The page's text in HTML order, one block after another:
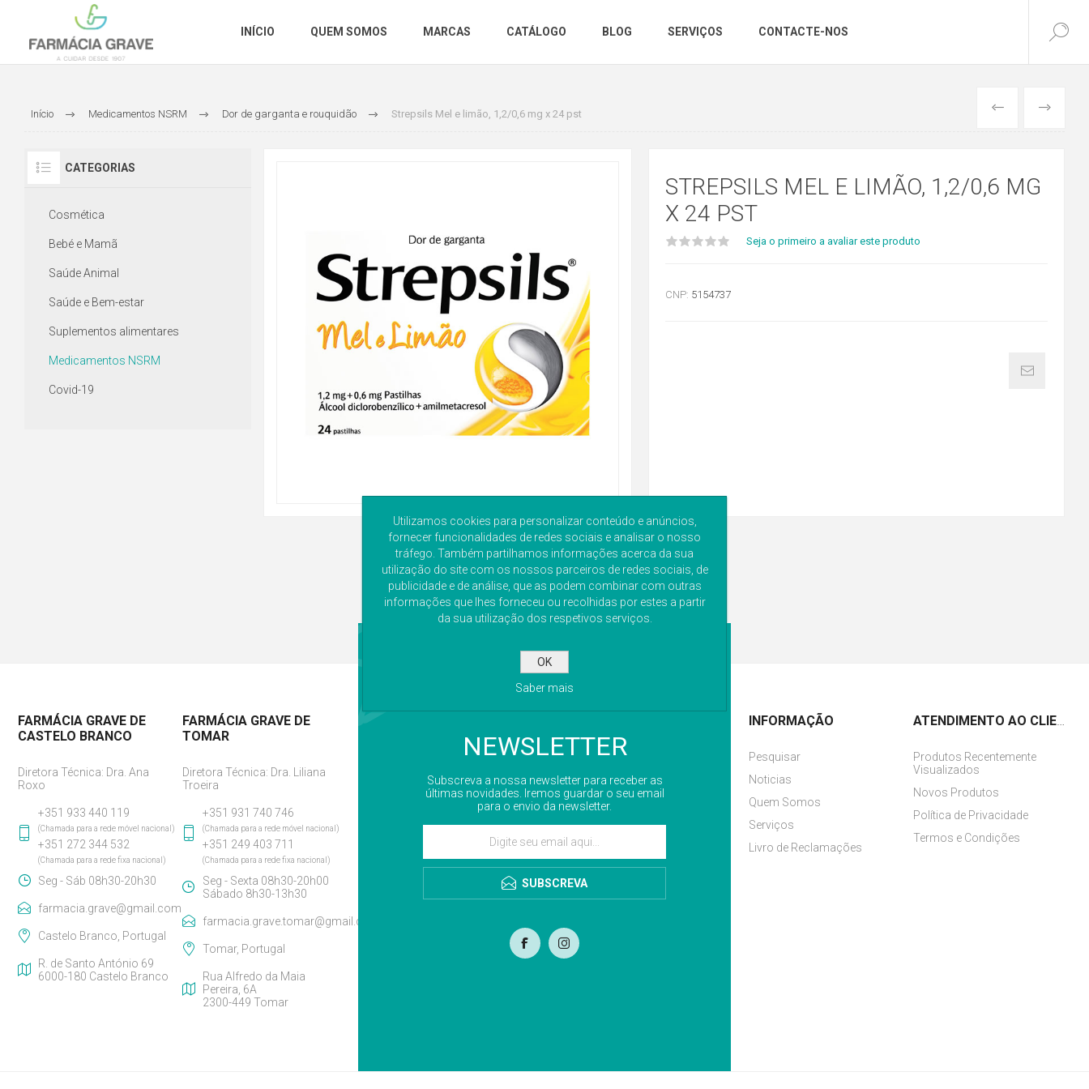
INÍCIO QUEM SOMOS MARCAS CATÁLOGO BLOG SERVIÇOS CONTACTE-NOS
Início Medicamentos NSRM Dor de garganta e rouquidão Strepsils Mel e limão, 1,2/0,6 mg x 24 pst ANTERIORSEGUINTE
CATEGORIAS
Cosmética
Bebé e Mamã
Saúde Animal
Saúde e Bem-estar
Suplementos alimentares
Medicamentos NSRM
Covid-19
STREPSILS MEL E LIMÃO, 1,2/0,6 MG
X 24 PST
Seja o primeiro a avaliar este produto
CNP: 5154737
NEWSLETTER
Subscreva a nossa newsletter para receber as
últimas novidades. Iremos guardar o seu email
para o envio da newsletter.
SUBSCREVA
FARMÁCIA GRAVE DE
CASTELO BRANCO
Diretora Técnica: Dra. Ana
Roxo
+351 933 440 119
(Chamada para a rede móvel nacional)
+351 272 344 532
(Chamada para a rede fixa nacional)
Seg - Sáb 08h30-20h30
farmacia.grave@gmail.com
Castelo Branco, Portugal
R. de Santo António 69
6000-180 Castelo Branco
FARMÁCIA GRAVE DE
TOMAR
Diretora Técnica: Dra. Liliana
Troeira
+351 931 740 746
(Chamada para a rede móvel nacional)
+351 249 403 711
(Chamada para a rede fixa nacional)
Seg - Sexta 08h30-20h00
Sábado 8h30-13h30
farmacia.grave.tomar@gmail.com
Tomar, Portugal
Rua Alfredo da Maia
Pereira, 6A
2300-449 Tomar
INFORMAÇÃO
Pesquisar
Noticias
Quem Somos
Serviços
Livro de Reclamações
ATENDIMENTO AO CLIENTE
Produtos Recentemente
Visualizados
Novos Produtos
Política de Privacidade
Termos e Condições
Utilizamos cookies para personalizar conteúdo e anúncios,
fornecer funcionalidades de redes sociais e analisar o nosso
tráfego. Também partilhamos informações acerca da sua
utilização do site com os nossos parceiros de redes sociais, de
publicidade e de análise, que as podem combinar com outras
informações que lhes forneceu ou recolhidas por estes a partir
da sua utilização dos respetivos serviços.
OK
Saber mais